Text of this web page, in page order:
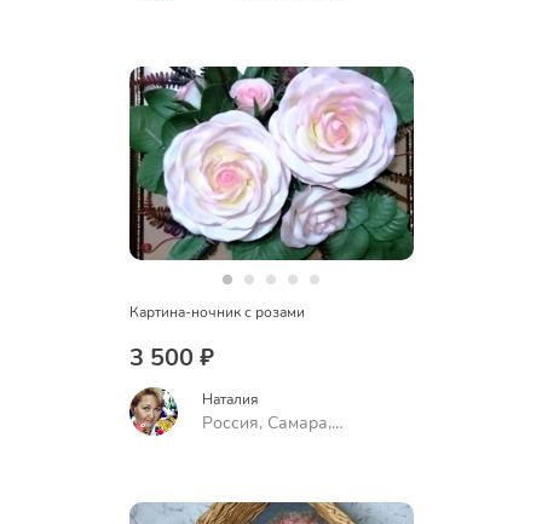
Картина-ночник с розами
3 500 ₽
Наталия
Россия, Самара,